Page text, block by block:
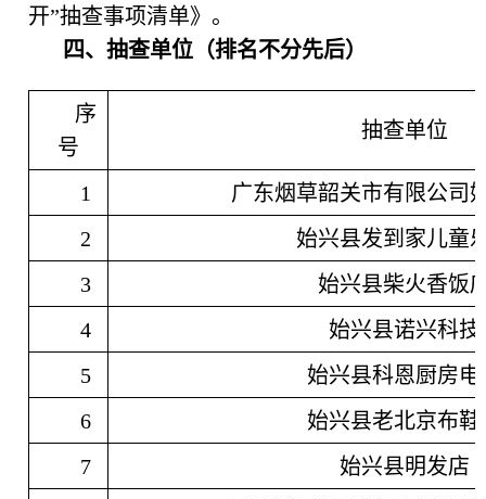
开”抽查事项清单》。
四、抽查单位（排名不分先后）
序
号
抽查单位
1
广东烟草韶关市有限公司
2
始兴县发到家儿童
3
始兴县柴火香饭
4
始兴县诺兴科技
5
始兴县科恩厨房电
6
始兴县老北京布鞋
7
始兴县明发店